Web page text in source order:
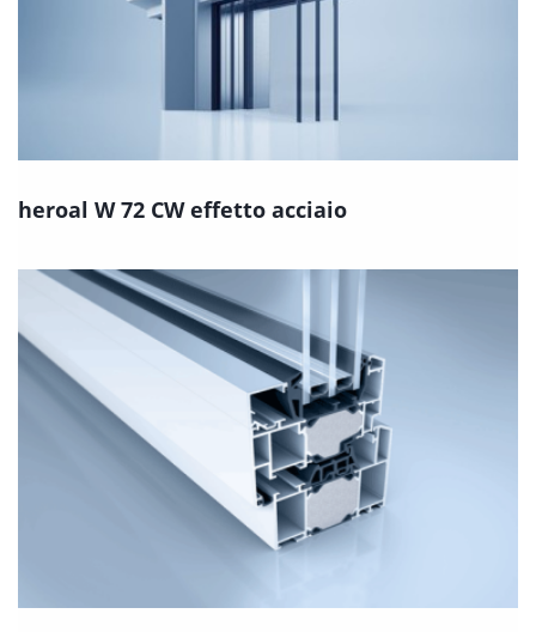
heroal W 72 CW effetto acciaio